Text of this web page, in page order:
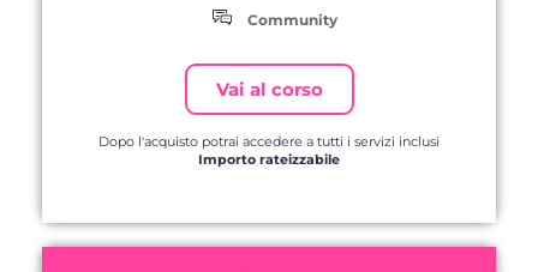
Community
Vai al corso
Dopo l'acquisto potrai accedere a tutti i servizi inclusi
Importo rateizzabile